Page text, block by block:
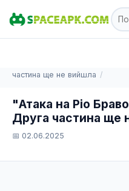
Ігри
"Атака на Ріо Браво" отримає
частина ще не вийшла
"Атака на Ріо
Друга частина ще
📅 02.06.2025